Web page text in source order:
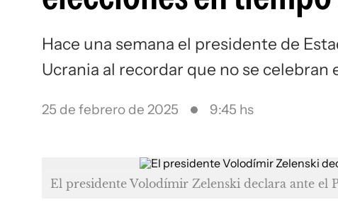
Hace una semana el presidente de
Ucrania al recordar que no se celebran
25 de febrero de 2025 9:45 hs
El presidente Volodímir Zelenski declara ante el